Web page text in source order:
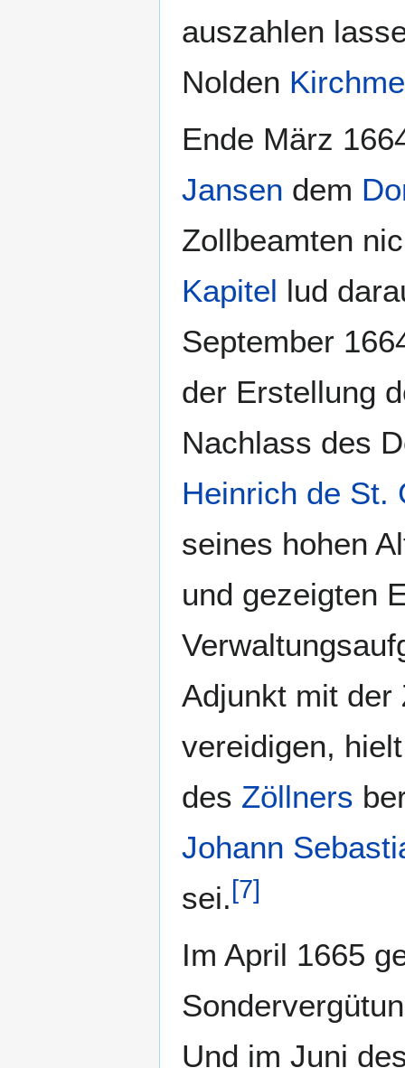
auszahlen
Nolden
Ende März
Jansen dem
Zollbeamten
Kapitel lud
September
der Erstellung
Nachlass des
Heinrich de St.
seines hohen
und gezeigten
Adjunkt mit
vereidigen,
des Zöllners
Johann
sei.[7]
Im April 1665
Und im Juni